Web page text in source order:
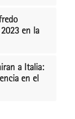
en la
a Italia:
en el